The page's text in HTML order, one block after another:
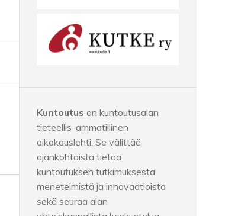
Kuntoutus on kuntoutusalan
tieteellis-ammatillinen
aikakauslehti. Se välittää
ajankohtaista tietoa
kuntoutuksen tutkimuksesta,
menetelmistä ja innovaatioista
sekä seuraa alan